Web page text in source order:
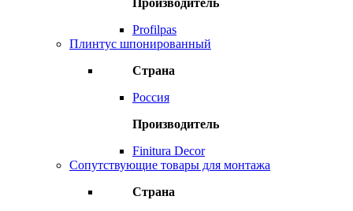
Производитель
Profilpas
Плинтус шпонированный
Страна
Россия
Производитель
Finitura Decor
Сопутствующие товары для монтажа
Страна